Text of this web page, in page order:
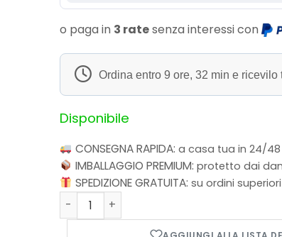
o paga in 3 ratesenza interessi con
Ordina entro 9 ore, 32 min e ricevilo
Disponibile
CONSEGNA RAPIDA: a casa tua in 24/
IMBALLAGGIO PREMIUM: protetto dai
SPEDIZIONE GRATUITA: su ordini
SQUID GAME - POP FUNKO VYNIL